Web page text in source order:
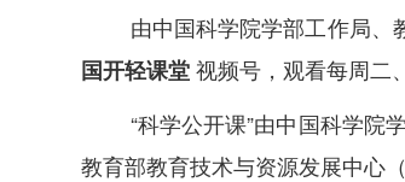
由中国科学院学部工作局、教
国开轻课堂 视频号，观看每周二
“科学公开课”由中国科学院学
教育部教育技术与资源发展中心